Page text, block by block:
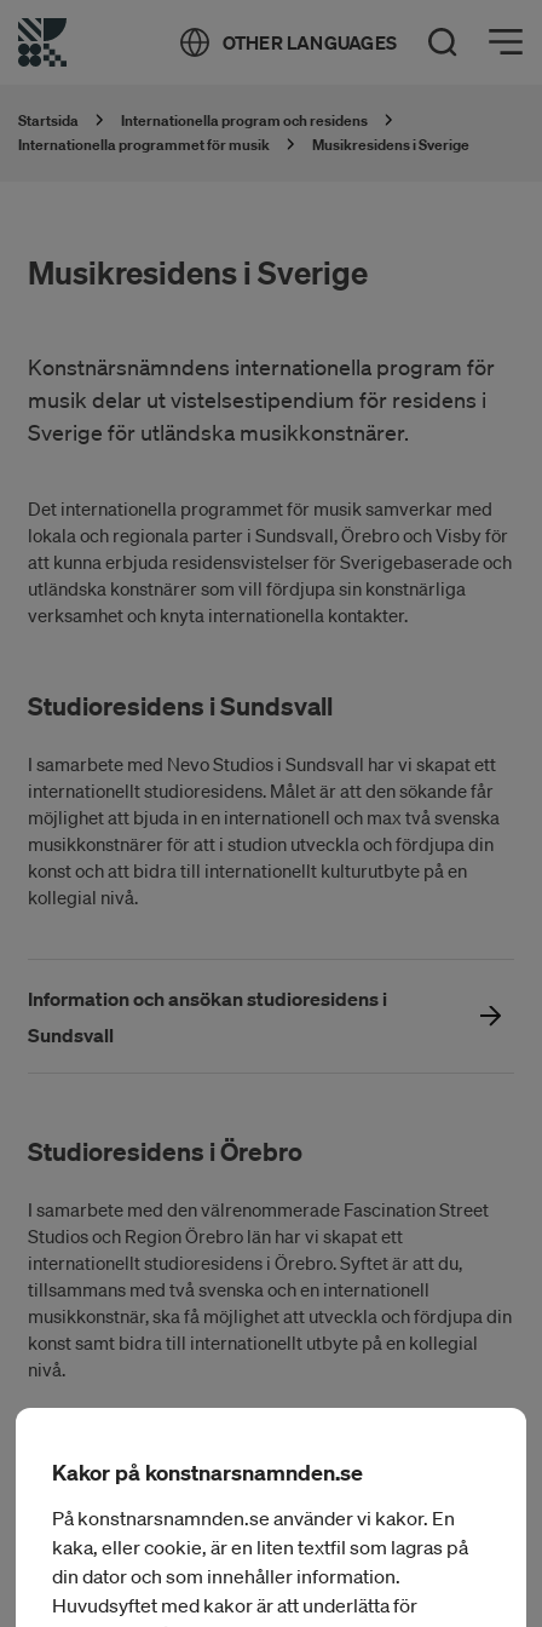
OTHER LANGUAGES Öppna sök
Öppna meny
Startsida
Internationella program och residens
Internationella programmet för musik
Musikresidens i Sverige
Musikresidens i Sverige
Konstnärsnämndens internationella program för
musik delar ut vistelsestipendium för residens i
Sverige för utländska musikkonstnärer.
Det internationella programmet för musik samverkar med
lokala och regionala parter i Sundsvall, Örebro och Visby för
att kunna erbjuda residensvistelser för Sverigebaserade och
utländska konstnärer som vill fördjupa sin konstnärliga
verksamhet och knyta internationella kontakter.
Studioresidens i Sundsvall
I samarbete med Nevo Studios i Sundsvall har vi skapat ett
internationellt studioresidens. Målet är att den sökande får
möjlighet att bjuda in en internationell och max två svenska
musikkonstnärer för att i studion utveckla och fördjupa din
konst och att bidra till internationellt kulturutbyte på en
kollegial nivå.
Information och ansökan studioresidens i
Sundsvall
Studioresidens i Örebro
I samarbete med den välrenommerade Fascination Street
Studios och Region Örebro län har vi skapat ett
internationellt studioresidens i Örebro. Syftet är att du,
tillsammans med två svenska och en internationell
musikkonstnär, ska få möjlighet att utveckla och fördjupa din
konst samt bidra till internationellt utbyte på en kollegial
nivå.
Information och ansökan studioresidens i Örebro
Studioresidens i Visby
Kakor på konstnarsnamnden.se
På konstnarsnamnden.se använder vi kakor. En
kaka, eller cookie, är en liten textfil som lagras på
din dator och som innehåller information.
Huvudsyftet med kakor är att underlätta för